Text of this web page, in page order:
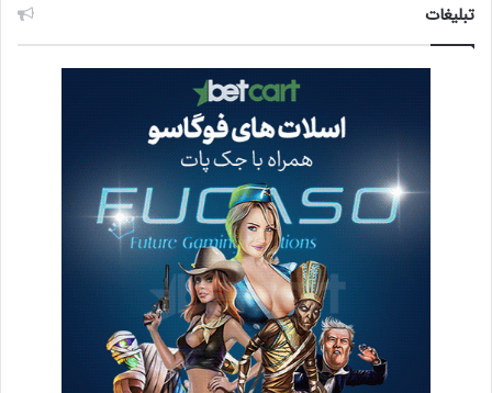
تبلیغات